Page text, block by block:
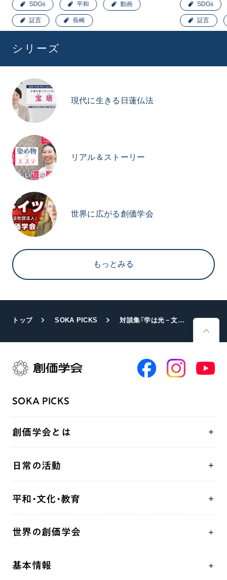
SDGs 平和 動画
証言 長崎
SDGs
証言
シリーズ
現代に生きる日蓮仏法
リアル＆ストーリー
世界に広がる創価学会
もっとみる
トップ SOKA PICKS 対談集『学は光－文明と教育の未来を語る』
SOKA PICKS
創価学会とは
祈り
聖典
釈尊～法華経
日常の活動
座談会
仏法を語る
平和・文化・教育
「人権文化」「ジェンダー平等」を促進
世界の創価学会
基本情報